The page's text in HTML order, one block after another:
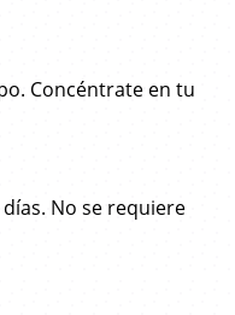
simplemente
Concéntrate en tu
No se requiere